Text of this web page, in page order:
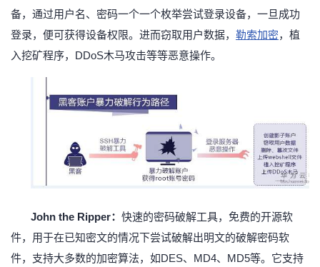
备，通过用户名、密码一个一个枚举尝试登录设备，一旦成功
登录，便可获得设备权限。进而窃取用户数据， 勒索加密，植
入挖矿程序， DDoS木马攻击等等恶意操作。
John the Ripper： 快速的密码破解工具，免费的开源软
件，用于在已知密文的情况下尝试破解出明文的破解密码软
件，支持大多数的加密算法，如DES、MD4、MD5等。它支持